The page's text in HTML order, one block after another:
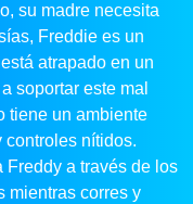
su madre necesita
Freddie es un
atrapado en un
soportar este mal
tiene un ambiente
controles nítidos.
Freddy a través de los
mientras corres y